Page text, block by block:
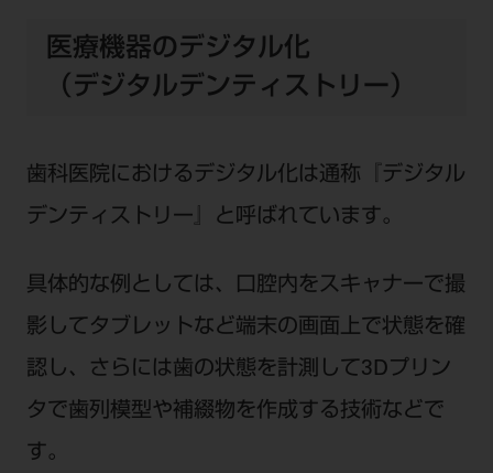
医療機器のデジタル化
（デジタルデンティストリー）
歯科医院におけるデジタル化は通称『デジタル
デンティストリー』と呼ばれています。
具体的な例としては、口腔内をスキャナーで撮
影してタブレットなど端末の画面上で状態を確
認し、さらには歯の状態を計測して3Dプリン
タで歯列模型や補綴物を作成する技術などで
す。